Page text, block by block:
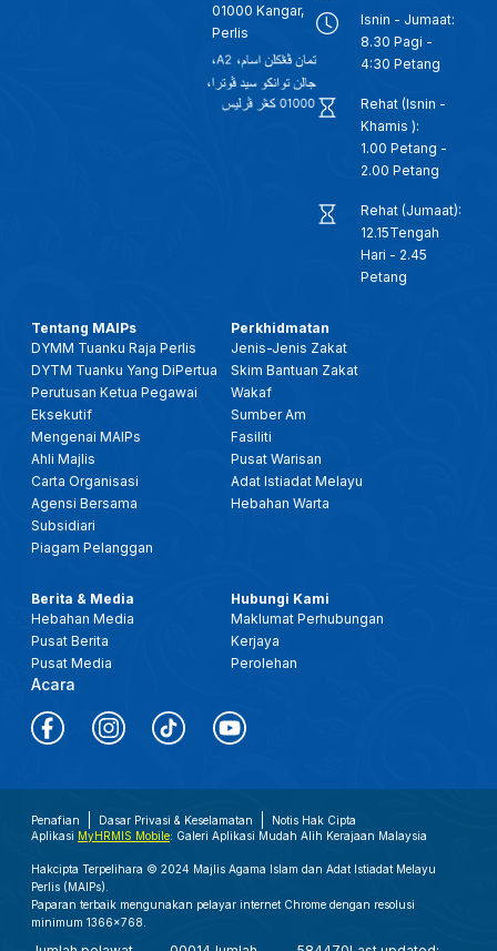
01000 Kangar,
Perlis
Isnin - Jumaat:
8.30 Pagi -
4:30 Petang
Rehat (Isnin -
Khamis ):
1.00 Petang -
2.00 Petang
Rehat (Jumaat):
12.15Tengah
Hari - 2.45
Petang
Tentang MAIPs
DYMM Tuanku Raja Perlis
DYTM Tuanku Yang DiPertua
Perutusan Ketua Pegawai
Eksekutif
Mengenai MAIPs
Ahli Majlis
Carta Organisasi
Agensi Bersama
Subsidiari
Piagam Pelanggan
Perkhidmatan
Jenis-Jenis Zakat
Skim Bantuan Zakat
Wakaf
Sumber Am
Fasiliti
Pusat Warisan
Adat Istiadat Melayu
Hebahan Warta
Berita & Media
Hebahan Media
Pusat Berita
Pusat Media
Acara
Hubungi Kami
Maklumat Perhubungan
Kerjaya
Perolehan
Penafian Dasar Privasi & Keselamatan
Notis Hak Cipta
Aplikasi MyHRMIS Mobile: Galeri Aplikasi Mudah Alih Kerajaan Malaysia
Hakcipta Terpelihara © 2024 Majlis Agama Islam dan Adat Istiadat Melayu
Perlis (MAIPs).
Paparan terbaik mengunakan pelayar internet Chrome dengan resolusi
minimum 1366x768.